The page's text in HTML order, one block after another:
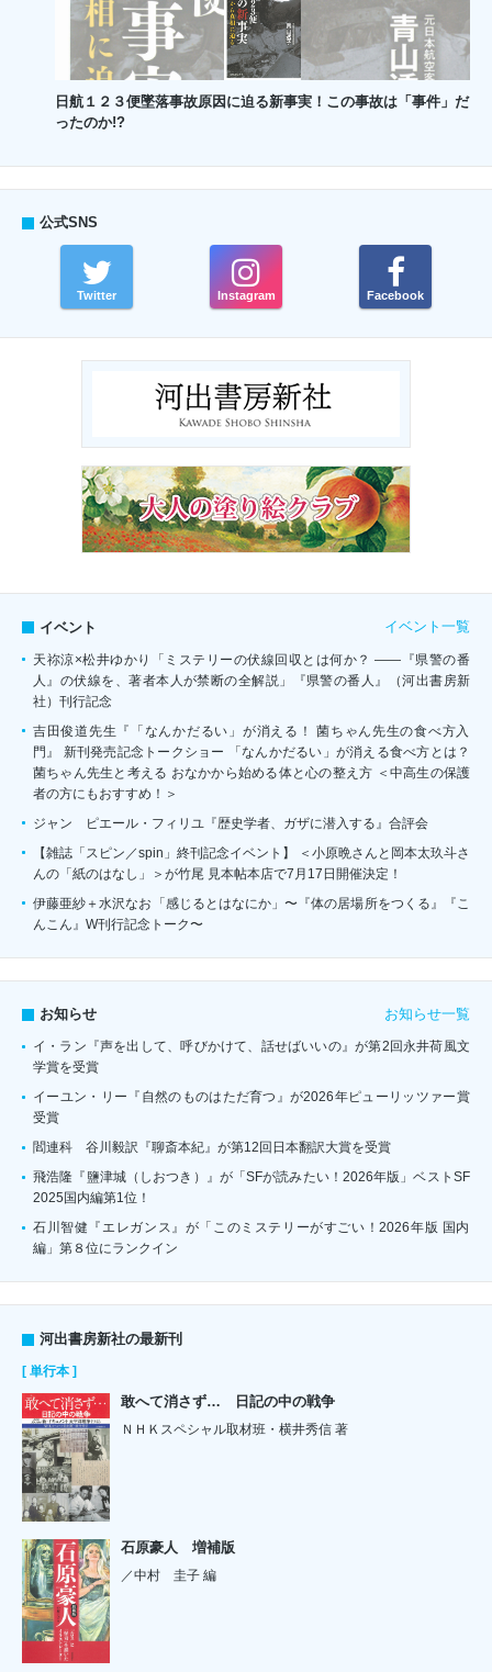
日航１２３便墜落事故原因に迫る新事実！この事故は「事件」だ
ったのか!?
公式SNS
Twitter Instagram Facebook
イベント イベント一覧
天祢涼×松井ゆかり「ミステリーの伏線回収とは何か？ ――『県警の番
人』の伏線を、著者本人が禁断の全解説」『県警の番人』（河出書房新
社）刊行記念
吉田俊道先生『「なんかだるい」が消える！ 菌ちゃん先生の食べ方入
門』 新刊発売記念トークショー 「なんかだるい」が消える食べ方とは？
菌ちゃん先生と考える おなかから始める体と心の整え方 ＜中高生の保護
者の方にもおすすめ！＞
ジャン゠ピエール・フィリユ『歴史学者、ガザに潜入する』合評会
【雑誌「スピン／spin」終刊記念イベント】 ＜小原晩さんと岡本太玖斗さ
んの「紙のはなし」＞が竹尾 見本帖本店で7月17日開催決定！
伊藤亜紗＋水沢なお「感じるとはなにか」〜『体の居場所をつくる』『こ
んこん』W刊行記念トーク〜
お知らせ お知らせ一覧
イ・ラン『声を出して、呼びかけて、話せばいいの』が第2回永井荷風文
学賞を受賞
イーユン・リー『自然のものはただ育つ』が2026年ピューリッツァー賞
受賞
閻連科 谷川毅訳『聊斎本紀』が第12回日本翻訳大賞を受賞
飛浩隆『鹽津城（しおつき）』が「SFが読みたい！2026年版」ベストSF
2025国内編第1位！
石川智健『エレガンス』が「このミステリーがすごい！2026年版 国内
編」第８位にランクイン
河出書房新社の最新刊
[ 単行本 ]
敢へて消さず… 日記の中の戦争
ＮＨＫスペシャル取材班・横井秀信 著
石原豪人 増補版
／中村 圭子 編